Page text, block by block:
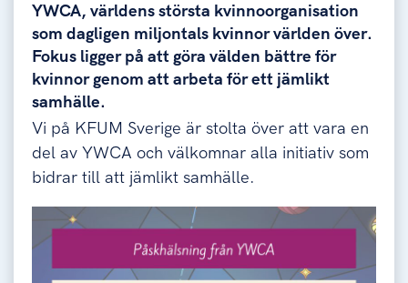
YWCA, världens största kvinnoorganisation
som dagligen miljontals kvinnor världen över.
Fokus ligger på att göra välden bättre för
kvinnor genom att arbeta för ett jämlikt
samhälle.
Vi på KFUM Sverige är stolta över att vara en
del av YWCA och välkomnar alla initiativ som
bidrar till att jämlikt samhälle.